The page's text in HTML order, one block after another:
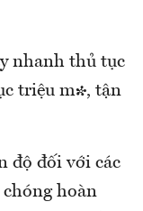
nhanh thủ tục
triệu m³, tận
độ đối với các
hoàn